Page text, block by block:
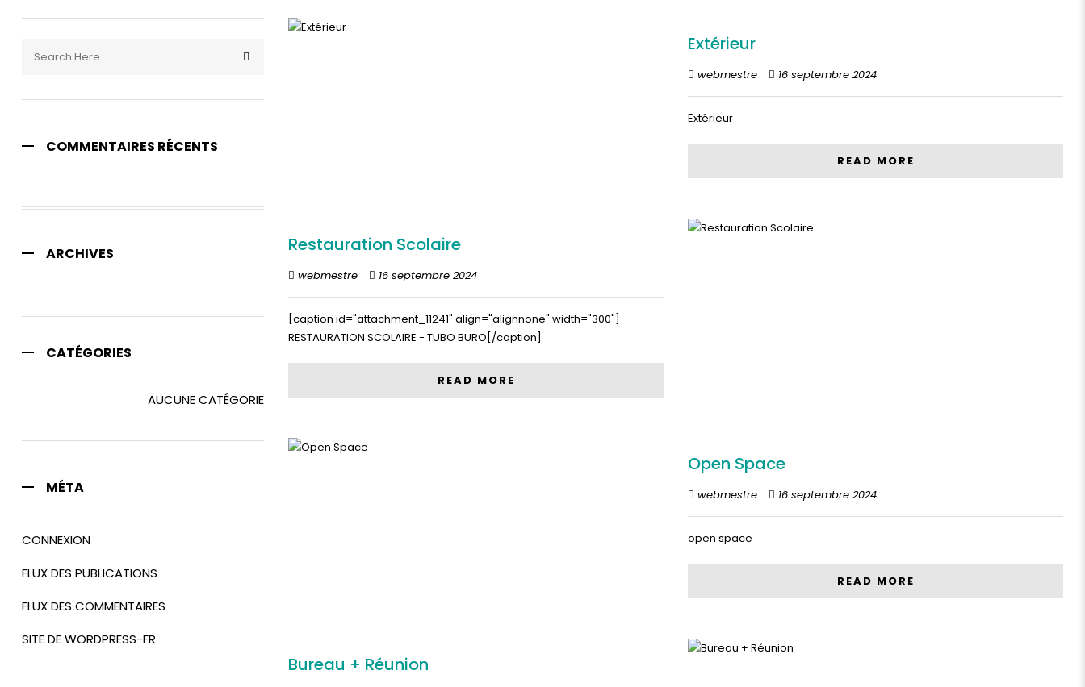
COMMENTAIRES RÉCENTS
ARCHIVES
CATÉGORIES
AUCUNE CATÉGORIE
MÉTA
CONNEXION
FLUX DES PUBLICATIONS
FLUX DES COMMENTAIRES
SITE DE WORDPRESS-FR
Extérieur
webmestre 16 septembre 2024
Extérieur
READ MORE
Restauration Scolaire
webmestre 16 septembre 2024
[caption id="attachment_11241" align="alignnone" width="300"]
RESTAURATION SCOLAIRE - TUBO BURO[/caption]
READ MORE
Open Space
webmestre 16 septembre 2024
open space
READ MORE
Bureau + Réunion